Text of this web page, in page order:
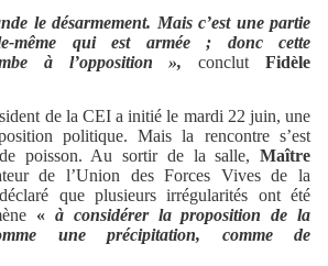
le désarmement. Mais c’est une partie
même qui est armée ; donc cette
à l’opposition »,
conclutFidèle
de la CEI a initié le mardi 22 juin, une
politique. Mais la rencontre s’est
poisson. Au sortir de la salle, Maître
de l’Union des Forces Vives de la
que plusieurs irrégularités ont été
«à considérer la proposition de la
une précipitation, comme de